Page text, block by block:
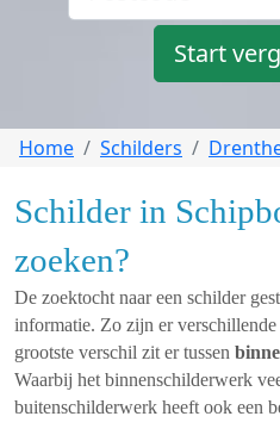
Start
Home Schilders
Schilder in
zoeken?
De zoektocht naar een schilder
informatie. Zo zijn er
grootste verschil zit er tussen
Waarbij het binnenschilderwerk
buitenschilderwerk heeft ook een